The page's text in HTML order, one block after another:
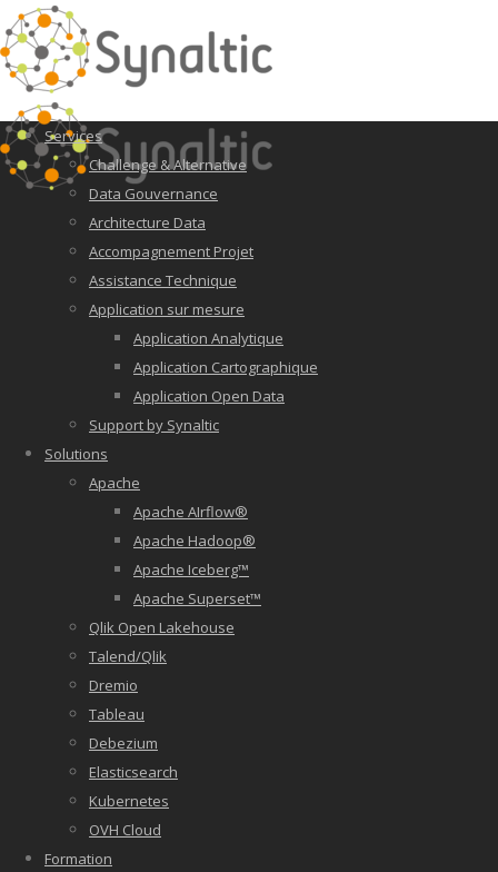
Services
Challenge & Alternative
Data Gouvernance
Architecture Data
Accompagnement Projet
Assistance Technique
Application sur mesure
Application Analytique
Application Cartographique
Application Open Data
Support by Synaltic
Solutions
Apache
Apache AIrflow®
Apache Hadoop®
Apache Iceberg™
Apache Superset™
Qlik Open Lakehouse
Talend/Qlik
Dremio
Tableau
Debezium
Elasticsearch
Kubernetes
OVH Cloud
Formation